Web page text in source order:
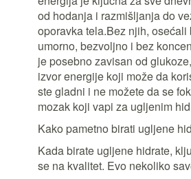
od hodanja i razmišljanja do
oporavka tela.Bez njih, osećali
umorno, bezvoljno i bez
je posebno zavisan od
izvor energije koji može da
ste gladni i ne možete da se
mozak koji vapi za ugljenim
Kako pametno birati ugljene
Kada birate ugljene hidrate,
se na kvalitet. Evo nekoliko